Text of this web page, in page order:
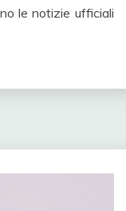
le notizie ufficiali